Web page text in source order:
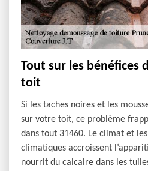
Tout sur les bénéfices
toit
Si les taches noires et les
sur votre toit, ce problème
dans tout 31460. Le climat et
climatiques accroissent
nourrit du calcaire dans les